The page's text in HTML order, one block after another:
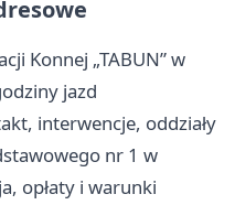
Konnej „TABUN” w
jazd
interwencje, oddziały
nr 1 w
opłaty i warunki